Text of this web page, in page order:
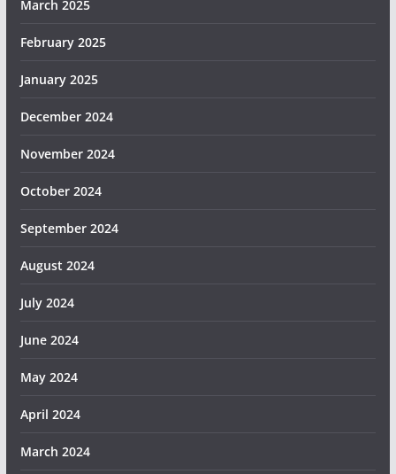
March 2025
February 2025
January 2025
December 2024
November 2024
October 2024
September 2024
August 2024
July 2024
June 2024
May 2024
April 2024
March 2024